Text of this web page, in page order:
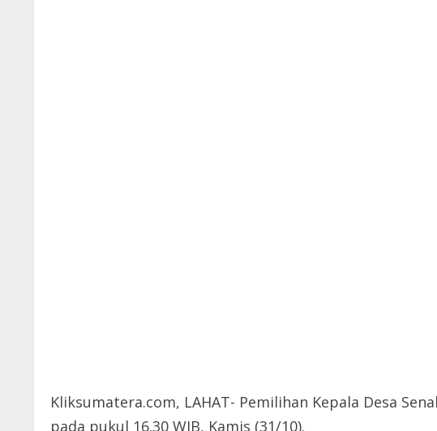
Kliksumatera.com, LAHAT- Pemilihan Kepala Desa
pada pukul 16.30 WIB, Kamis (31/10).